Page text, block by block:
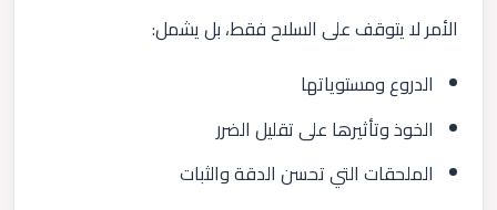
الأمر لا يتوقف على السلاح فقط، بل يشمل:
الدروع ومستوياتها
الخوذ وتأثيرها على تقليل الضرر
الملحقات التي تحسن الدقة والثبات